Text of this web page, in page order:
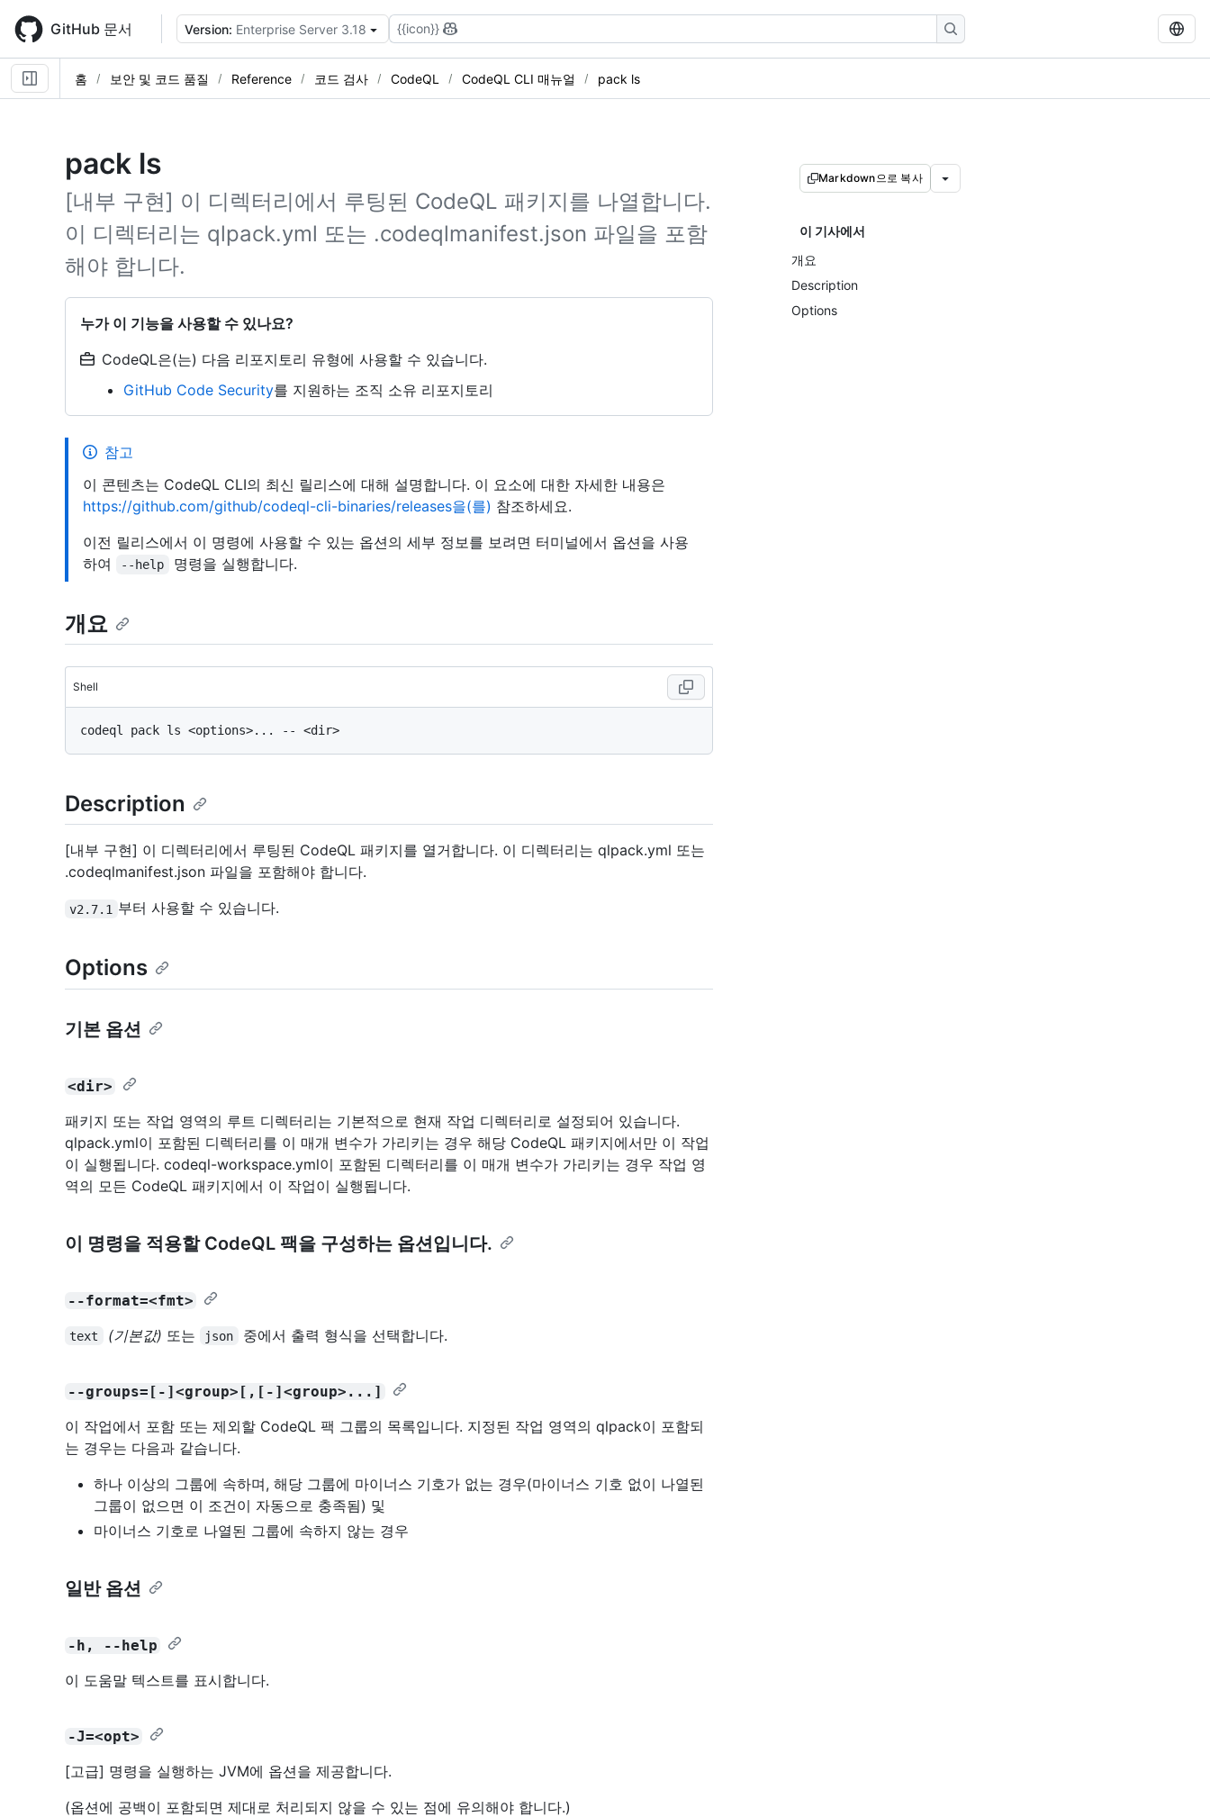
main
content
GitHub 문서 Version: Enterprise Server 3.18 {{icon}}
홈 보안 및 코드 품질 Reference 코드 검사 CodeQL CodeQL CLI 매뉴얼 pack ls
pack ls
[내부 구현] 이 디렉터리에서 루팅된 CodeQL 패키지를 나열합니다.
이 디렉터리는 qlpack.yml 또는 .codeqlmanifest.json 파일을 포함
해야 합니다.
누가 이 기능을 사용할 수 있나요?
CodeQL은(는) 다음 리포지토리 유형에 사용할 수 있습니다.
GitHub Code Security를 지원하는 조직 소유 리포지토리
Markdown으로 복사
이 기사에서
개요
Description
Options
참고
이 콘텐츠는 CodeQL CLI의 최신 릴리스에 대해 설명합니다. 이 요소에 대한 자세한 내용은
https://github.com/github/codeql-cli-binaries/releases을(를) 참조하세요.
이전 릴리스에서 이 명령에 사용할 수 있는 옵션의 세부 정보를 보려면 터미널에서 옵션을 사용
하여
--help 명령을 실행합니다.
개요
Shell
Description
[내부 구현] 이 디렉터리에서 루팅된 CodeQL 패키지를 열거합니다. 이 디렉터리는 qlpack.yml 또는
.codeqlmanifest.json 파일을 포함해야 합니다.
v2.7.1 부터 사용할 수 있습니다.
Options
기본 옵션
<dir>
패키지 또는 작업 영역의 루트 디렉터리는 기본적으로 현재 작업 디렉터리로 설정되어 있습니다.
qlpack.yml이 포함된 디렉터리를 이 매개 변수가 가리키는 경우 해당 CodeQL 패키지에서만 이 작업
이 실행됩니다. codeql-workspace.yml이 포함된 디렉터리를 이 매개 변수가 가리키는 경우 작업 영
역의 모든 CodeQL 패키지에서 이 작업이 실행됩니다.
이 명령을 적용할 CodeQL 팩을 구성하는 옵션입니다.
--format=<fmt>
text (기본값) 또는 json 중에서 출력 형식을 선택합니다.
--groups=[-]<group>[,[-]<group>...]
이 작업에서 포함 또는 제외할 CodeQL 팩 그룹의 목록입니다. 지정된 작업 영역의 qlpack이 포함되
는 경우는 다음과 같습니다.
하나 이상의 그룹에 속하며, 해당 그룹에 마이너스 기호가 없는 경우(마이너스 기호 없이 나열된
그룹이 없으면 이 조건이 자동으로 충족됨) 및
마이너스 기호로 나열된 그룹에 속하지 않는 경우
일반 옵션
-h, --help
이 도움말 텍스트를 표시합니다.
-J=<opt>
[고급] 명령을 실행하는 JVM에 옵션을 제공합니다.
(옵션에 공백이 포함되면 제대로 처리되지 않을 수 있는 점에 유의해야 합니다.)